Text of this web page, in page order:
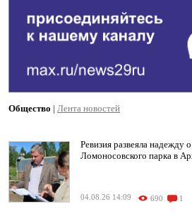
Общество | Лента новостей
Ревизия развеяла надежду
Ломоносовского парка в
04.08.26 14:09 690 1